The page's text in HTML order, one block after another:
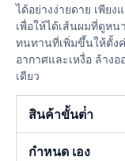
ได้อย่างง่ายดาย เพียง
เพื่อให้ได้เส้นผมที่ดูห
ทนทานที่เพิ่มขึ้นให้ตั้ง
อากาศและเหงื่อ ล้าง
เดียว
สินค้าขั้นต่ํา
กำหนด เอง